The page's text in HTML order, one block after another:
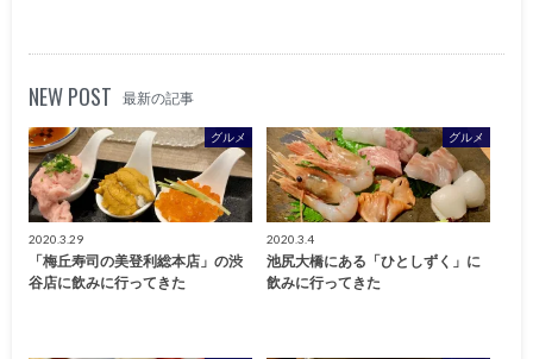
NEW POST 最新の記事
グルメ
2020.3.29
「梅丘寿司の美登利総本店」の渋
谷店に飲みに行ってきた
グルメ
2020.3.4
池尻大橋にある「ひとしずく」に
飲みに行ってきた